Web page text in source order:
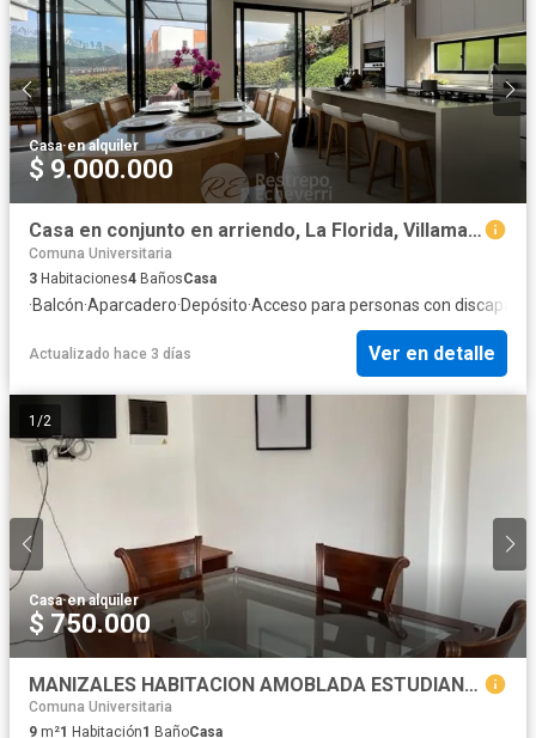
Casa·en alquiler
$ 9.000.000
Casa en conjunto en arriendo, La Florida, Villamaría
Comuna Universitaria
3 Habitaciones4 BañosCasa
·Balcón·Aparcadero·Depósito·Acceso para personas con
Actualizado hace 3 días Ver en detalle
1 /2
Casa·en alquiler
$ 750.000
MANIZALES HABITACION AMOBLADA ESTUDIANTES + BAÑO PRIVADO U.N NUBIA
Comuna Universitaria
9 m²1 Habitación1 BañoCasa